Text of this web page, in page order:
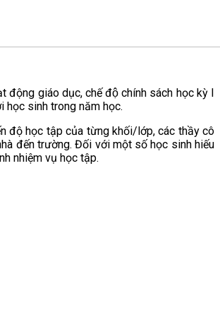
động giáo dục, chế độ chính sách học kỳ I
học sinh trong năm học.
độ học tập của từng khối/lớp, các thầy cô
đến trường. Đối với một số học sinh hiếu
nhiệm vụ học tập.